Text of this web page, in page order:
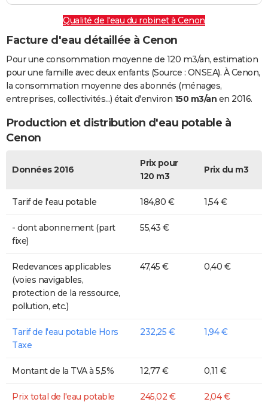
Qualité de l'eau du robinet à Cenon
Facture d'eau détaillée à Cenon
Pour une consommation moyenne de 120 m3/an, estimation
pour une famille avec deux enfants (Source : ONSEA). À Cenon,
la consommation moyenne des abonnés (ménages,
entreprises, collectivités...) était d'environ 150 m3/an en 2016.
Production et distribution d'eau potable à
Cenon
Données 2016
Prix pour
120 m3
Prix du m3
Tarif de l'eau potable 184,80 € 1,54 €
- dont abonnement (part
fixe)
55,43 €
Redevances applicables
(voies navigables,
protection de la ressource,
pollution, etc.)
47,45 € 0,40 €
Tarif de l'eau potable Hors
Taxe
232,25 € 1,94 €
Montant de la TVA à 5,5% 12,77 € 0,11 €
Prix total de l'eau potable 245,02 € 2,04 €